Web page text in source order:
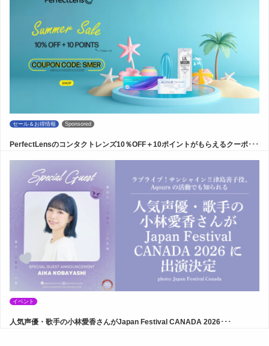
セール＆お得情報 Sponsored
PerfectLensのコンタクトレンズ10％OFF＋10ポイントがもらえるクーポ･･･
イベント
人気声優・歌手の小林愛香さんがJapan Festival CANADA 2026･･･